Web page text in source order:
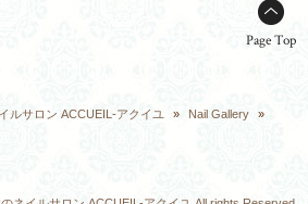
Page Top
ルサロン ACCUEIL-アクイユ » Nail Gallery
»